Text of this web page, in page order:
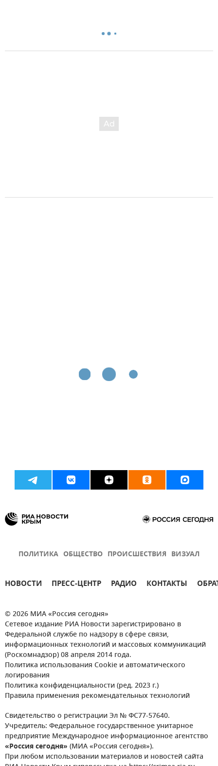
ПОЛИТИКА ОБЩЕСТВО ПРОИСШЕСТВИЯ ВИЗУАЛ
НОВОСТИ ПРЕСС-ЦЕНТР РАДИО КОНТАКТЫ
© 2026 МИА «Россия сегодня»
Сетевое издание РИА Новости зарегистрировано в
Федеральной службе по надзору в сфере связи,
информационных технологий и массовых коммуникаций
(Роскомнадзор) 08 апреля 2014 года.
Политика использования Cookie и автоматического
логирования
Политика конфиденциальности (ред. 2023 г.)
Правила применения рекомендательных технологий
Свидетельство о регистрации Эл № ФС77-57640.
Учредитель: Федеральное государственное унитарное
предприятие Международное информационное агентство
«Россия сегодня» (МИА «Россия сегодня»).
При любом использовании материалов и новостей сайта